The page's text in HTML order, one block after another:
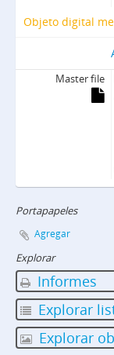
Objeto digital
Master file
Portapapeles
Agregar
Explorar
Informes
Explorar
Explorar